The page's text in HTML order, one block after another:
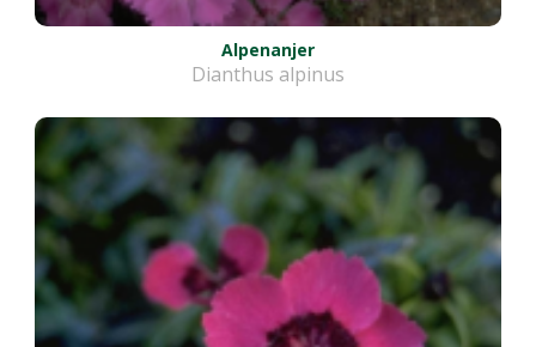
Alpenanjer
Dianthus alpinus